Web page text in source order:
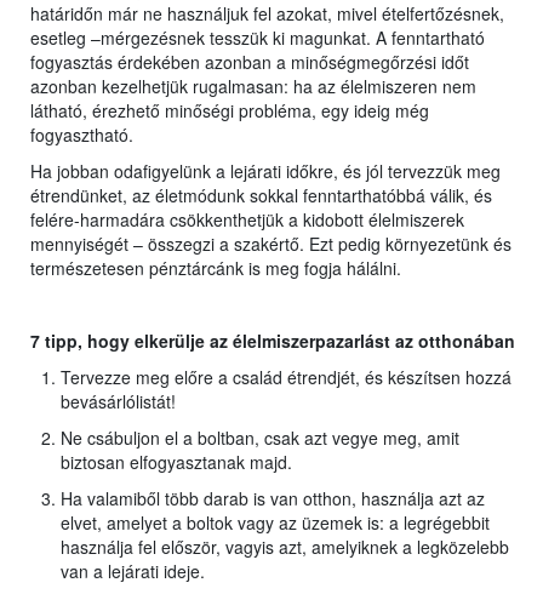
határidőn már ne használjuk fel azokat, mivel ételfertőzésnek,
esetleg –mérgezésnek tesszük ki magunkat. A fenntartható
fogyasztás érdekében azonban a minőségmegőrzési időt
azonban kezelhetjük rugalmasan: ha az élelmiszeren nem
látható, érezhető minőségi probléma, egy ideig még
fogyasztható.
Ha jobban odafigyelünk a lejárati időkre, és jól tervezzük meg
étrendünket, az életmódunk sokkal fenntarthatóbbá válik, és
felére-harmadára csökkenthetjük a kidobott élelmiszerek
mennyiségét – összegzi a szakértő. Ezt pedig környezetünk és
természetesen pénztárcánk is meg fogja hálálni.
7 tipp, hogy elkerülje az élelmiszerpazarlást az otthonában
Tervezze meg előre a család étrendjét, és készítsen hozzá
bevásárlólistát!
Ne csábuljon el a boltban, csak azt vegye meg, amit
biztosan elfogyasztanak majd.
Ha valamiből több darab is van otthon, használja azt az
elvet, amelyet a boltok vagy az üzemek is: a legrégebbit
használja fel először, vagyis azt, amelyiknek a legközelebb
van a lejárati ideje.